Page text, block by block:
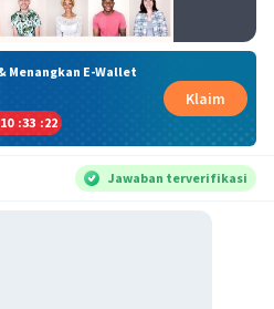
Menangkan E-Wallet
10 :33 :21
Klaim
Jawaban terverifikasi